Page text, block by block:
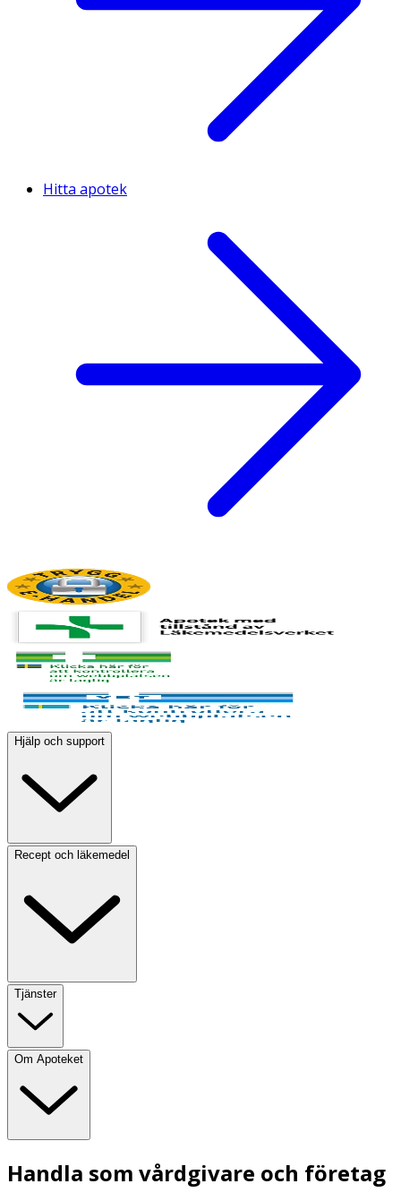
Hitta apotek
Hjälp och support
Recept och läkemedel
Tjänster
Om Apoteket
Handla som vårdgivare och företag